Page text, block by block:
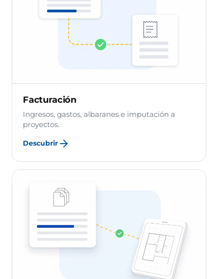
Facturación
Ingresos, gastos, albaranes e imputación a
proyectos.
Descubrir